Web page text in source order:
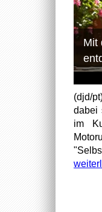
Mit
(djd/
dabei
im